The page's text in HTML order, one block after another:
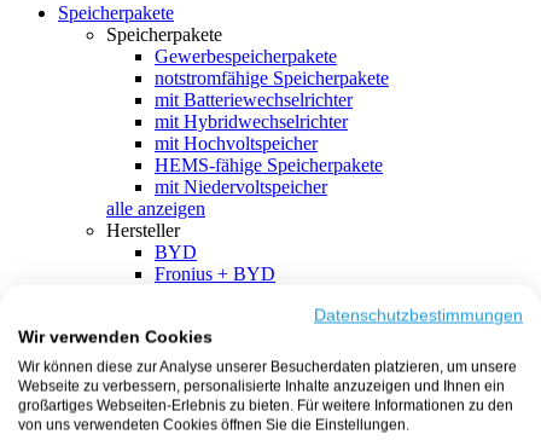
Speicherpakete
Speicherpakete
Gewerbespeicherpakete
notstromfähige Speicherpakete
mit Batteriewechselrichter
mit Hybridwechselrichter
mit Hochvoltspeicher
HEMS-fähige Speicherpakete
mit Niedervoltspeicher
alle anzeigen
Hersteller
BYD
Fronius + BYD
SMA + BYD
EcoFlow
EcoFlow + EcoFlow
FENECON
FENECON + FENECON
Datenschutzbestimmungen
Wir verwenden Cookies
Wir können diese zur Analyse unserer Besucherdaten platzieren, um unsere
Webseite zu verbessern, personalisierte Inhalte anzuzeigen und Ihnen ein
großartiges Webseiten-Erlebnis zu bieten. Für weitere Informationen zu den
von uns verwendeten Cookies öffnen Sie die Einstellungen.